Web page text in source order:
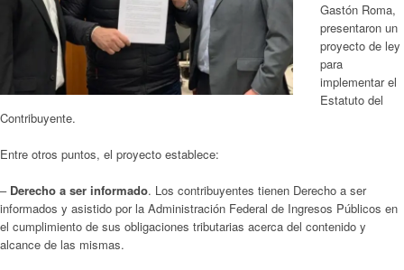
Gastón Roma,
presentaron un
proyecto de ley
para
implementar el
Estatuto del
Contribuyente.
Entre otros puntos, el proyecto establece:
– Derecho a ser informado. Los contribuyentes tienen Derecho a ser
informados y asistido por la Administración Federal de Ingresos Públicos en
el cumplimiento de sus obligaciones tributarias acerca del contenido y
alcance de las mismas.